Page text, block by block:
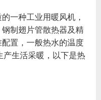
一种工业用暖风机，
制翅片管散热器及精
置，一般热水的温度
生活采暖，以下是热